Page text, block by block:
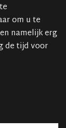
om u te
namelijk erg
de tijd voor